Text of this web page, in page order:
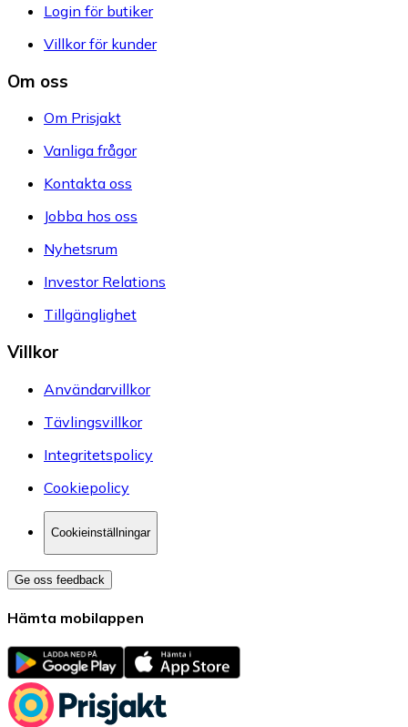
Login för butiker
Villkor för kunder
Om oss
Om Prisjakt
Vanliga frågor
Kontakta oss
Jobba hos oss
Nyhetsrum
Investor Relations
Tillgänglighet
Villkor
Användarvillkor
Tävlingsvillkor
Integritetspolicy
Cookiepolicy
Cookieinställningar
Ge oss feedback
Hämta mobilappen